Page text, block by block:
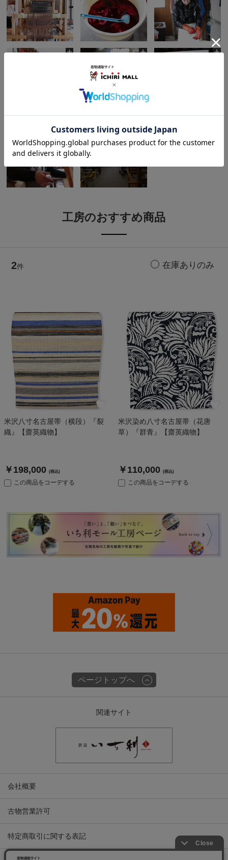
工房のおすすめ商品
2件
米沢八寸名古屋帯（横段）『裂
織』【齋英織物】
￥198,000 (税込)
この商品をコーデする
米沢染め八寸名古屋帯（花唐
草）『群青』【齋英織物】
￥110,000 (税込)
この商品をコーデする
ページトップへ
関連サイト
会社概要
古物営業許可
特定商取引に関する表記